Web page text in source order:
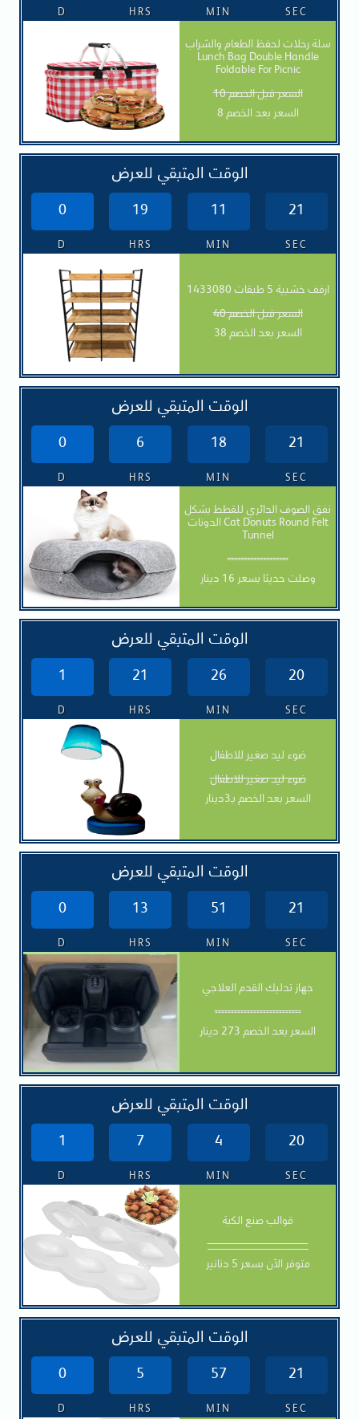
D HRS MIN SEC
سلة رحلات لحفظ الطعام والشراب
Lunch Bag Double Handle
Foldable For Picnic
السعر قبل الخصم 10
السعر بعد الخصم 8
الوقت المتبقي للعرض
0 19 11 20
D HRS MIN SEC
ارفف خشبية 5 طبقات 1433080
السعر قبل الخصم 40
السعر بعد الخصم 38
الوقت المتبقي للعرض
0 6 18 20
D HRS MIN SEC
نفق الصوف الدائري للقطط بشكل
الدونات Cat Donuts Round Felt
Tunnel
-------------------
وصلت حديثا بسعر 16 دينار
الوقت المتبقي للعرض
1 21 26 19
D HRS MIN SEC
ضوء ليد صغير للاطفال
ضوء ليد صغير للاطفال
السعر بعد الخصم بـ3دينار
الوقت المتبقي للعرض
0 13 51 20
D HRS MIN SEC
جهاز تدليك القدم العلاجي
---------------------------
السعر بعد الخصم 273 دينار
الوقت المتبقي للعرض
1 7 4 19
D HRS MIN SEC
قوالب صنع الكبة
__________________
متوفر الآن بسعر 5 دنانير
الوقت المتبقي للعرض
0 5 57 20
D HRS MIN SEC